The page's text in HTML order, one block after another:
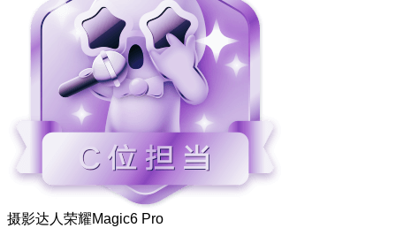
摄影达人 荣耀Magic6 Pro